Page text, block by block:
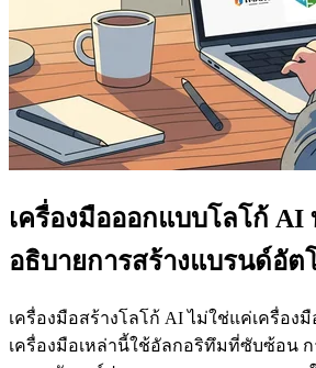
เครื่องมือออกแบบโลโก้ AI
อธิบายการสร้างแบรนด์อัต
เครื่องมือสร้างโลโก้ AI ไม่ใช่แค่เครื่อง
เครื่องมือเหล่านี้ใช้อัลกอริทึมที่ซับซ้อน ก